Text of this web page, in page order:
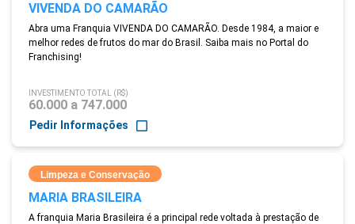
VIVENDA DO CAMARÃO
Abra uma Franquia VIVENDA DO CAMARÃO. Desde 1984, a maior e
melhor redes de frutos do mar do Brasil. Saiba mais no Portal do
Franchising!
INVESTIMENTO TOTAL (R$)
60.000 a 747.000
Pedir Informações
Limpeza e Conservação
MARIA BRASILEIRA
A franquia Maria Brasileira é a principal rede voltada à prestação de